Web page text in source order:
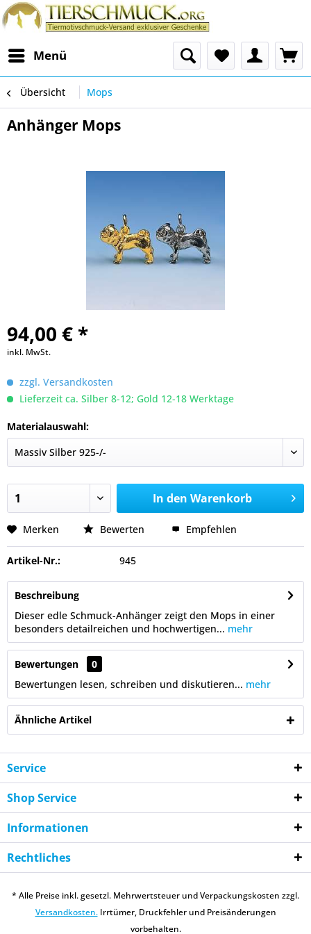
Menü
Übersicht Mops
Anhänger Mops
94,00 € *
inkl. MwSt.
zzgl. Versandkosten
Lieferzeit ca. Silber 8-12; Gold 12-18 Werktage
Materialauswahl:
In den Warenkorb
Merken Bewerten Empfehlen
Artikel-Nr.: 945
Beschreibung
Dieser edle Schmuck-Anhänger zeigt den Mops in einer
besonders detailreichen und hochwertigen... mehr
Bewertungen
0
Bewertungen lesen, schreiben und diskutieren... mehr
Ähnliche Artikel
Service
Shop Service
Informationen
Rechtliches
* Alle Preise inkl. gesetzl. Mehrwertsteuer und Verpackungskosten zzgl.
Versandkosten.Irrtümer, Druckfehler und Preisänderungen
vorbehalten.